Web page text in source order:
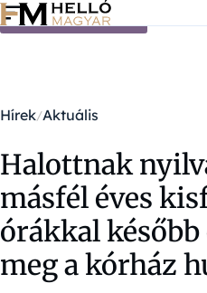
Ugrás a tartalomra
Hírek Aktuális
Halottnak
másfél éves
órákkal
meg a kórház